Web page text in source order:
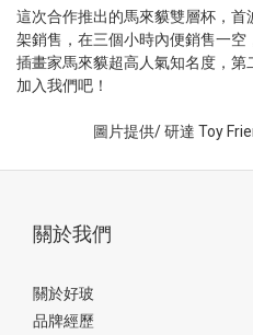
這次合作推出的馬來貘雙層杯，
架銷售，在三個小時內便銷售一
插畫家馬來貘超高人氣知名度，
加入我們吧！
圖片提供/ 研達 Toy
關於我們
關於好玻
品牌經歷